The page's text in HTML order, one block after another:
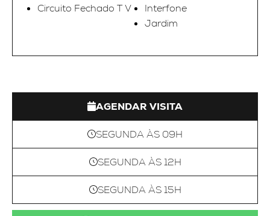
Circuito Fechado T V
Interfone
Jardim
AGENDAR VISITA
SEGUNDA ÀS 09H
SEGUNDA ÀS 12H
SEGUNDA ÀS 15H